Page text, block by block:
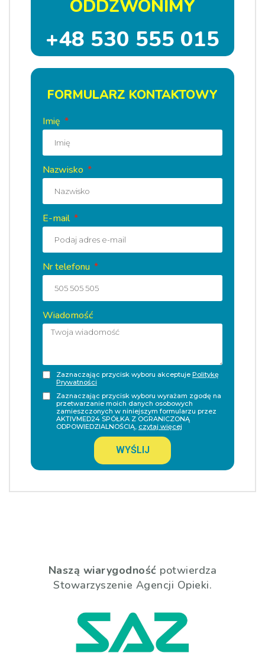
ODDZWONIMY
+48 530 555 015
FORMULARZ KONTAKTOWY
Imię
Nazwisko
E-mail
Nr telefonu
Wiadomość
Zaznaczając przycisk wyboru akceptuje Politykę
Prywatności
Zaznaczając przycisk wyboru wyrażam zgodę na
przetwarzanie moich danych osobowych
zamieszczonych w niniejszym formularzu przez
AKTIVMED24 SPÓŁKA Z OGRANICZONĄ
ODPOWIEDZIALNOŚCIĄ, czytaj więcej
WYŚLIJ
Naszą wiarygodność potwierdza
Stowarzyszenie Agencji Opieki.